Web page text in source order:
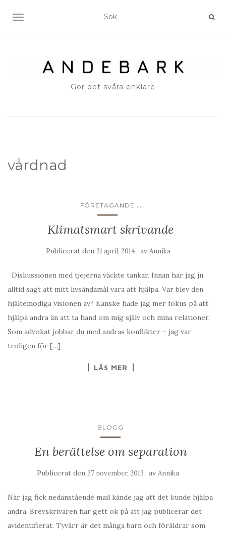
SLÅ PÅ/AV NAVIGERING
Gör det svåra enklare
vårdnad
FÖRETAGANDE ...
Klimatsmart skrivande
Publicerat den 21 april, 2014 av Annika
Diskussionen med tjejerna väckte tankar. Innan har jag ju
alltid sagt att mitt livsändamål vara att hjälpa. Var blev den
hjältemodiga visionen av? Kanske hade jag mer fokus på att
hjälpa andra än att ta hand om mig själv och mina relationer.
Som advokat jobbar du med andras konflikter – jag var
troligen för […]
LÄS MER
BLOGG
En berättelse om separation
Publicerat den 27 november, 2013 av Annika
När jag fick nedanstående mail kände jag att det kunde hjälpa
andra. Brevskrivaren har gett ok på att jag publicerar det
avidentifierat. Tyvärr är det många barn och föräldrar som